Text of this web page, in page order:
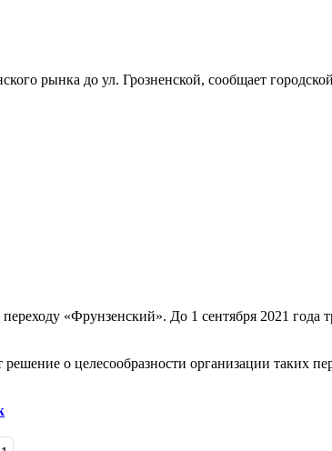
рынка до ул. Грозненской, сообщает
«Фрунзенский». До 1 сентября 2021 года
о целесообразности организации таких